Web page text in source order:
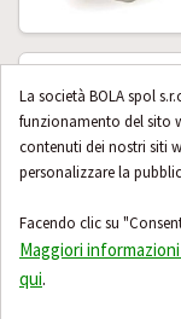
La società BOLA spol
funzionamento del sito
contenuti dei nostri siti
personalizzare la
Facendo clic su
Maggiori
qui.